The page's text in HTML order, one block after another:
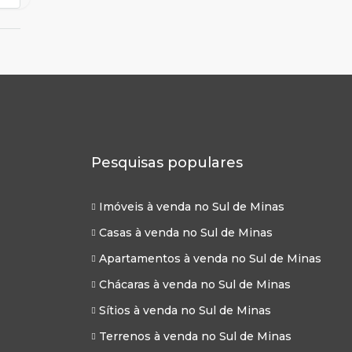
Pesquisas populares
Imóveis à venda no Sul de Minas
Casas à venda no Sul de Minas
Apartamentos à venda no Sul de Minas
Chácaras à venda no Sul de Minas
Sítios à venda no Sul de Minas
Terrenos à venda no Sul de Minas